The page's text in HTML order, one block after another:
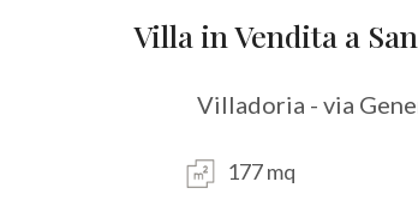
Villa in Vendita a
Villadoria - via
177 mq